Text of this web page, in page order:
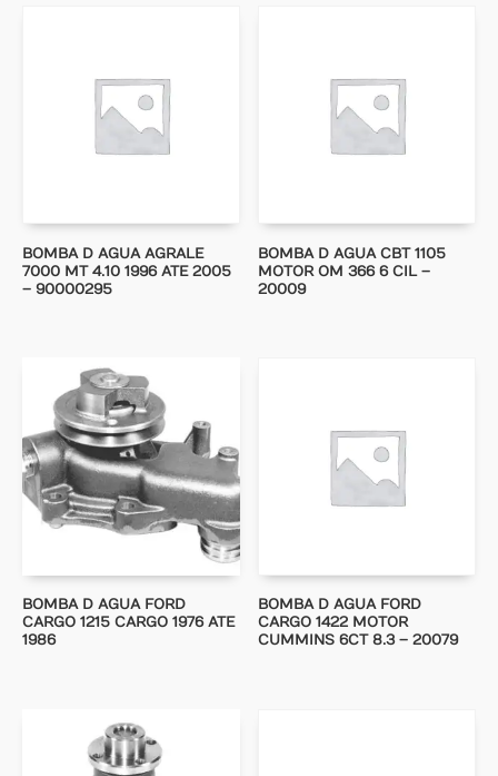
BOMBA D AGUA AGRALE
7000 MT 4.10 1996 ATE 2005
– 90000295
BOMBA D AGUA CBT 1105
MOTOR OM 366 6 CIL –
20009
BOMBA D AGUA FORD
CARGO 1215 CARGO 1976 ATE
1986
BOMBA D AGUA FORD
CARGO 1422 MOTOR
CUMMINS 6CT 8.3 – 20079